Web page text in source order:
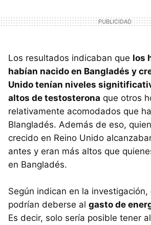
Los resultados indicaban que los
habían nacido en Bangladés y
Unido tenían niveles
altos de testosterona que otros
relativamente acomodados que
Blangladés. Además de eso,
crecido en Reino Unido
antes y eran más altos que
en Bangladés.
Según indican en la
podrían deberse al gasto de
Es decir, solo sería posible tener